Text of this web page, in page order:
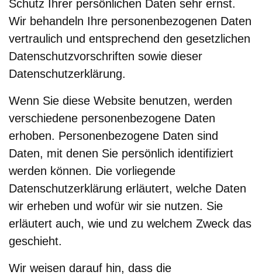
Schutz Ihrer persönlichen Daten sehr ernst.
Wir behandeln Ihre personenbezogenen Daten
vertraulich und entsprechend den gesetzlichen
Datenschutzvorschriften sowie dieser
Datenschutzerklärung.
Wenn Sie diese Website benutzen, werden
verschiedene personenbezogene Daten
erhoben. Personenbezogene Daten sind
Daten, mit denen Sie persönlich identifiziert
werden können. Die vorliegende
Datenschutzerklärung erläutert, welche Daten
wir erheben und wofür wir sie nutzen. Sie
erläutert auch, wie und zu welchem Zweck das
geschieht.
Wir weisen darauf hin, dass die